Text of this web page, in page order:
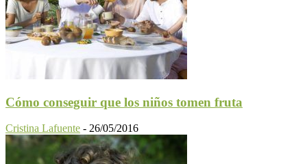
Cómo conseguir que los niños tomen fruta
Cristina Lafuente - 26/05/2016